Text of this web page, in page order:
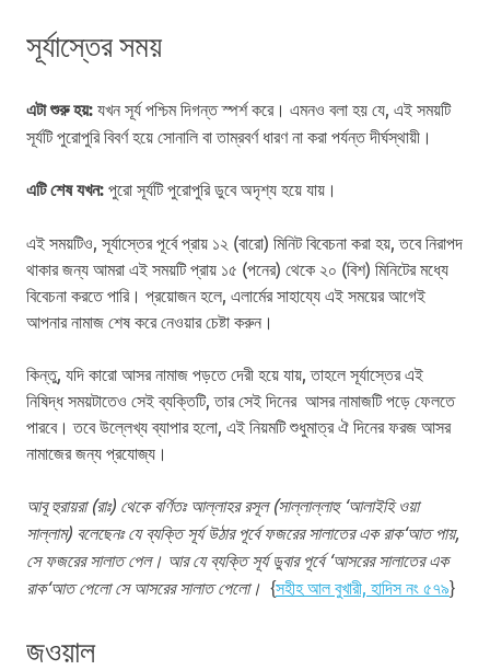
সূর্যাস্তের সময়
এটা শুরু হয়: যখন সূর্য পশ্চিম দিগন্ত স্পর্শ করে। এমনও বলা হয় যে, এই সময়টি
সূর্যটি পুরোপুরি বিবর্ণ হয়ে সোনালি বা তাম্রবর্ণ ধারণ না করা পর্যন্ত দীর্ঘস্থায়ী।
এটি শেষ যখন: পুরো সূর্যটি পুরোপুরি ডুবে অদৃশ্য হয়ে যায়।
এই সময়টিও, সূর্যাস্তের পূর্বে প্রায় ১২ (বারো) মিনিট বিবেচনা করা হয়, তবে নিরাপদ
থাকার জন্য আমরা এই সময়টি প্রায় ১৫ (পনের) থেকে ২০ (বিশ) মিনিটের মধ্যে
বিবেচনা করতে পারি। প্রয়োজন হলে, এলার্মের সাহায্যে এই সময়ের আগেই
আপনার নামাজ শেষ করে নেওয়ার চেষ্টা করুন।
কিন্তু, যদি কারো আসর নামাজ পড়তে দেরী হয়ে যায়, তাহলে সূর্যাস্তের এই
নিষিদ্ধ সময়টাতেও সেই ব্যক্তিটি, তার সেই দিনের আসর নামাজটি পড়ে ফেলতে
পারবে। তবে উল্লেখ্য ব্যাপার হলো, এই নিয়মটি শুধুমাত্র ঐ দিনের ফরজ আসর
নামাজের জন্য প্রযোজ্য।
আবূ হুরায়রা (রাঃ) থেকে বর্ণিতঃ আল্লাহর রসূল (সাল্লাল্লাহু ‘আলাইহি ওয়া
সাল্লাম) বলেছেনঃ যে ব্যক্তি সূর্য উঠার পূর্বে ফজরের সালাতের এক রাক‘আত পায়,
সে ফজরের সালাত পেল। আর যে ব্যক্তি সূর্য ডুবার পূর্বে ‘আসরের সালাতের এক
রাক‘আত পেলো সে আসরের সালাত পেলো। {সহীহ আল বুখারী, হাদিস নং ৫৭৯}
জওয়াল